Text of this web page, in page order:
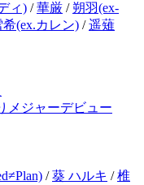
ィ) /華厳 /朔羽(ex-
希(ex.カレン) /遥薙
メジャーデビュー
/葵 ハルキ /椎